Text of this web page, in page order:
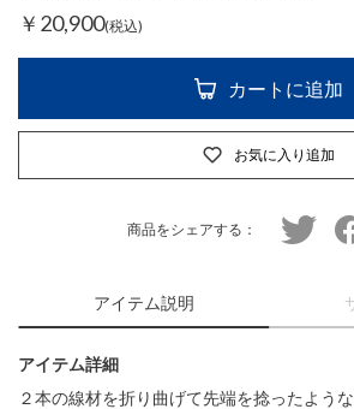
￥20,900(税込)
カートに追加
お気に入り追加
商品をシェアする：
アイテム説明
アイテム詳細
２本の線材を折り曲げて先端を捻ったよう